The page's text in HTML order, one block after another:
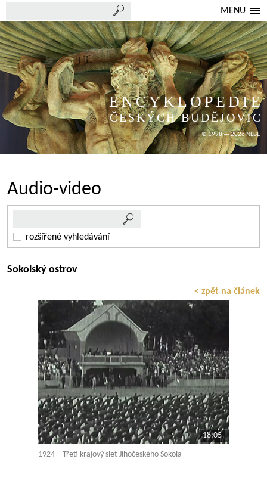
MENU
ENCYKLOPEDIE
ČESKÝCH BUDĚJOVIC
© 1998 — 2026 NEBE
Audio-video
rozšířené vyhledávání
Sokolský ostrov
< zpět na článek
18:05
1924 – Třetí krajový slet Jihočeského Sokola